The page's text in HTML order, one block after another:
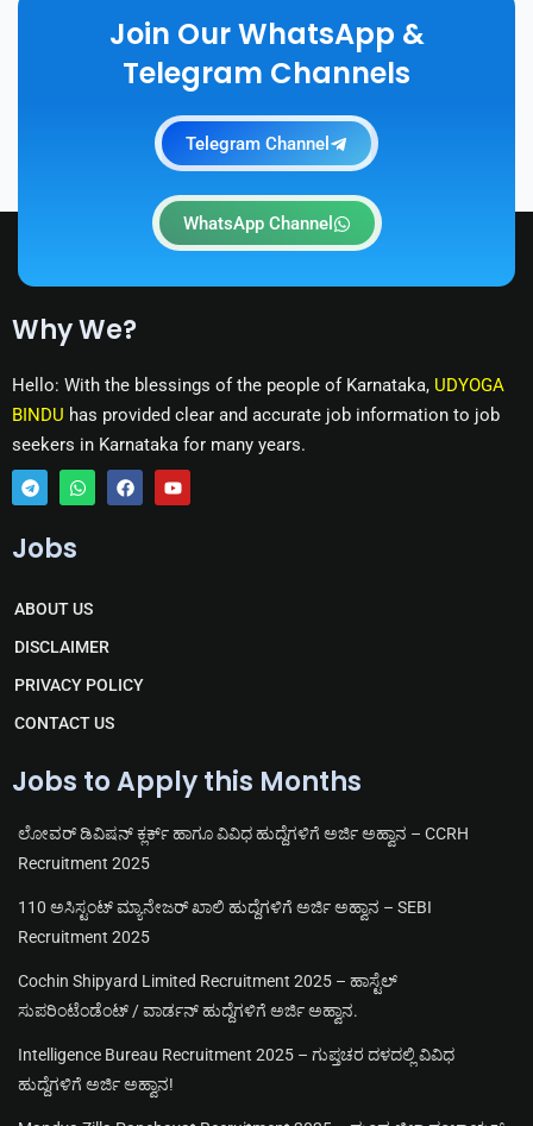
Join Our WhatsApp &
Telegram Channels
Telegram Channel
WhatsApp Channel
Why We?
Hello: With the blessings of the people of Karnataka, UDYOGA
BINDU has provided clear and accurate job information to job
seekers in Karnataka for many years.
T
l
r
a
m
W
a
a
p
p
F Y
Jobs
ABOUT US
DISCLAIMER
PRIVACY POLICY
CONTACT US
Jobs to Apply this Months
ಲೋವರ್ ಡಿವಿಷನ್ ಕ್ಲರ್ಕ್ ಹಾಗೂ ವಿವಿಧ ಹುದ್ದೆಗಳಿಗೆ ಅರ್ಜಿ ಅಹ್ವಾನ – CCRH
Recruitment 2025
110 ಅಸಿಸ್ಟಂಟ್ ಮ್ಯಾನೇಜರ್ ಖಾಲಿ ಹುದ್ದೆಗಳಿಗೆ ಅರ್ಜಿ ಅಹ್ವಾನ – SEBI
Recruitment 2025
Cochin Shipyard Limited Recruitment 2025 – ಹಾಸ್ಟೆಲ್
ಸುಪರಿಂಟೆಂಡೆಂಟ್ / ವಾರ್ಡನ್ ಹುದ್ದೆಗಳಿಗೆ ಅರ್ಜಿ ಅಹ್ವಾನ.
Intelligence Bureau Recruitment 2025 – ಗುಪ್ತಚರ ದಳದಲ್ಲಿ ವಿವಿಧ
ಹುದ್ದೆಗಳಿಗೆ ಅರ್ಜಿ ಅಹ್ವಾನ!